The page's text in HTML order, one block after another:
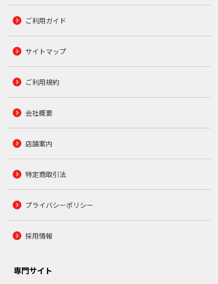
ご利用ガイド
サイトマップ
ご利用規約
会社概要
店舗案内
特定商取引法
プライバシーポリシー
採用情報
専門サイト